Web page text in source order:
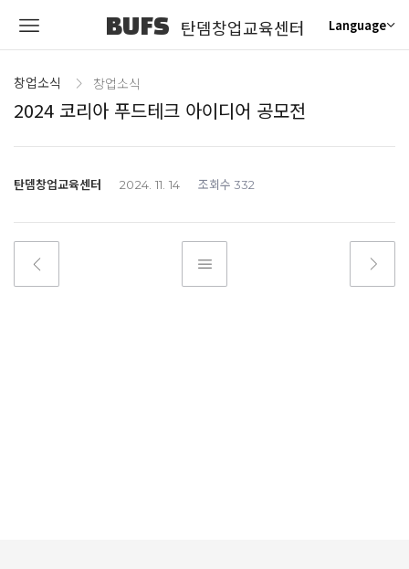
BUFS 탄뎀창업교육센터 Language
창업소식 창업소식
2024 코리아 푸드테크 아이디어 공모전
탄뎀창업교육센터 2024. 11. 14 조회수 332